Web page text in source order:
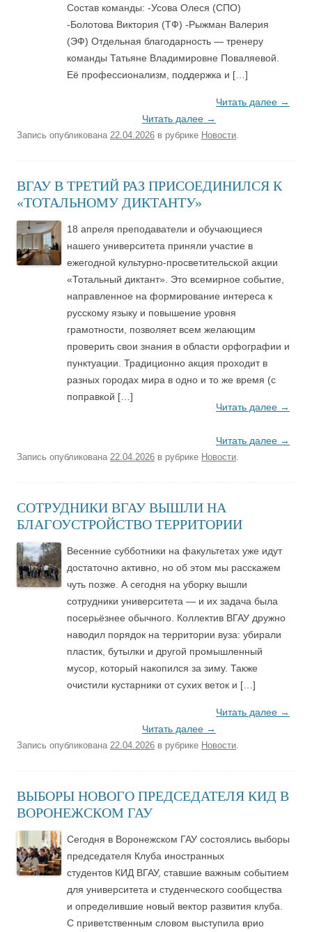
Состав команды: -Усова Олеся (СПО)
-Болотова Виктория (ТФ) -Рыжман Валерия
(ЭФ) Отдельная благодарность — тренеру
команды Татьяне Владимировне Поваляевой.
Её профессионализм, поддержка и […]
Читать далее →
Читать далее →
Запись опубликована 22.04.2026 в рубрике Новости
ВГАУ В ТРЕТИЙ РАЗ ПРИСОЕДИНИЛСЯ К
«ТОТАЛЬНОМУ ДИКТАНТУ»
18 апреля преподаватели и обучающиеся
нашего университета приняли участие в
ежегодной культурно-просветительской акции
«Тотальный диктант». Это всемирное событие,
направленное на формирование интереса к
русскому языку и повышение уровня
грамотности, позволяет всем желающим
проверить свои знания в области орфографии и
пунктуации. Традиционно акция проходит в
разных городах мира в одно и то же время (с
поправкой […]
Читать далее →
Читать далее →
Запись опубликована 22.04.2026 в рубрике Новости
СОТРУДНИКИ ВГАУ ВЫШЛИ НА
БЛАГОУСТРОЙСТВО ТЕРРИТОРИИ
Весенние субботники на факультетах уже идут
достаточно активно, но об этом мы расскажем
чуть позже. А сегодня на уборку вышли
сотрудники университета — и их задача была
посерьёзнее обычного. Коллектив ВГАУ дружно
наводил порядок на территории вуза: убирали
пластик, бутылки и другой промышленный
мусор, который накопился за зиму. Также
очистили кустарники от сухих веток и […]
Читать далее →
Читать далее →
Запись опубликована 22.04.2026 в рубрике Новости
ВЫБОРЫ НОВОГО ПРЕДСЕДАТЕЛЯ КИД В
ВОРОНЕЖСКОМ ГАУ
Сегодня в Воронежском ГАУ состоялись выборы
председателя Клуба иностранных
студентов КИД ВГАУ, ставшие важным событием
для университета и студенческого сообщества
и определившие новый вектор развития клуба.
С приветственным словом выступила врио